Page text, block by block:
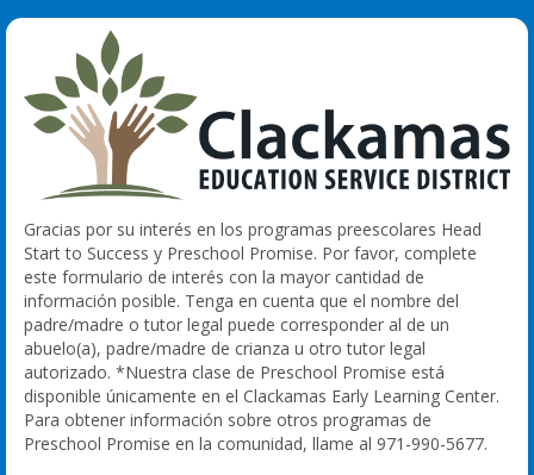
Gracias por su interés en los programas preescolares Head
Start to Success y Preschool Promise. Por favor, complete
este formulario de interés con la mayor cantidad de
información posible. Tenga en cuenta que el nombre del
padre/madre o tutor legal puede corresponder al de un
abuelo(a), padre/madre de crianza u otro tutor legal
autorizado. *Nuestra clase de Preschool Promise está
disponible únicamente en el Clackamas Early Learning Center.
Para obtener información sobre otros programas de
Preschool Promise en la comunidad, llame al 971-990-5677.